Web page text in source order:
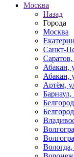
Москва
Назад
Города
Москва
Санкт-
Абакан,
Абакан,
Артём,